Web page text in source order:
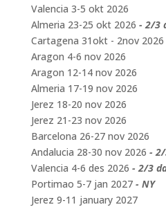
Valencia 3-5 okt 2026
Almeria 23-25 okt 2026 - 2/3
Cartagena 31okt - 2nov 2026
Aragon 4-6 nov 2026
Aragon 12-14 nov 2026
Almeria 17-19 nov 2026
Jerez 18-20 nov 2026
Jerez 21-23 nov 2026
Barcelona 26-27 nov 2026
Andalucia 28-30 nov 2026 -
Valencia 4-6 des 2026 - 2/3
Portimao 5-7 jan 2027 - NY
Jerez 9-11 january 2027